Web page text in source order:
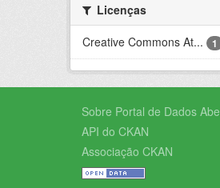
Licenças
Creative Commons At...
1
Sobre Portal de Dados
API do CKAN
Associação CKAN